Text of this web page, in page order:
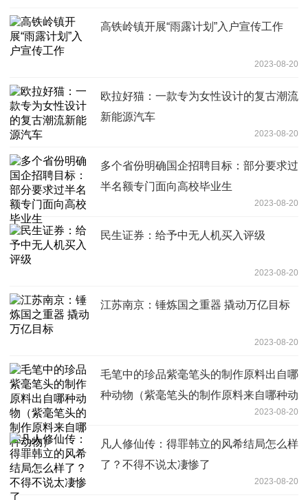
高铁岭镇开展“雨露计划”入户宣传工作
2023-08-20
欧拉好猫：一款专为女性设计的复古潮流
新能源汽车
2023-08-20
多个省份明确国企招聘目标：部分要求过
半名额专门面向高校毕业生
2023-08-20
民生证券：给予中无人机买入评级
2023-08-20
江苏南京：锤炼国之重器 撬动万亿目标
2023-08-20
毛笔中的珍品紫毫笔头的制作原料出自哪
种动物（紫毫笔头的制作原料来自哪种动
2023-08-20
凡人修仙传：得罪韩立的风希结局怎么样
了？不得不说太凄惨了
2023-08-20